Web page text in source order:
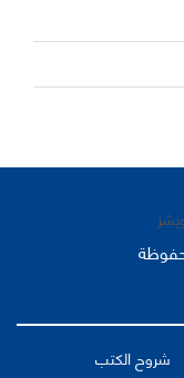
شروح الكتب